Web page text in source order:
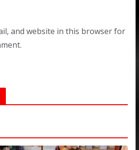
and website in this browser for